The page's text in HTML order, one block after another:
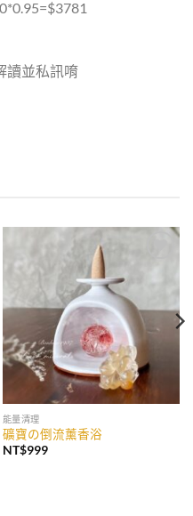
讀並私訊唷
收藏
能量清理
礦寶の倒流薰香浴
NT$999